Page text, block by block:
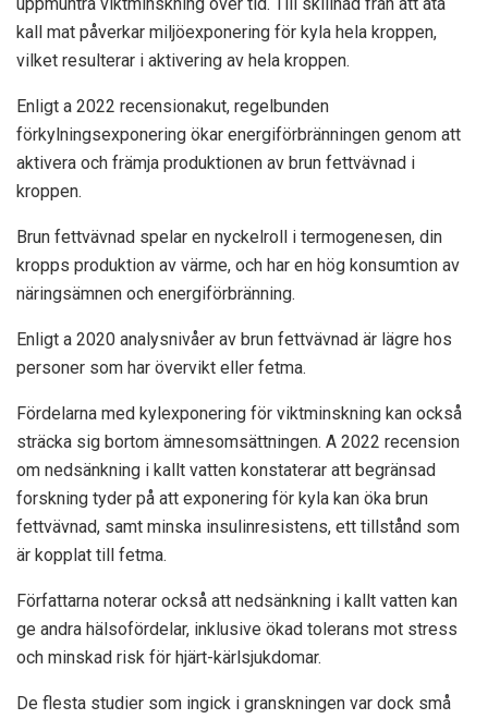
kall mat påverkar miljöexponering för kyla hela kroppen,
vilket resulterar i aktivering av hela kroppen.
Enligt a 2022 recensionakut, regelbunden
förkylningsexponering ökar energiförbränningen genom att
aktivera och främja produktionen av brun fettvävnad i
kroppen.
Brun fettvävnad spelar en nyckelroll i termogenesen, din
kropps produktion av värme, och har en hög konsumtion av
näringsämnen och energiförbränning.
Enligt a 2020 analysnivåer av brun fettvävnad är lägre hos
personer som har övervikt eller fetma.
Fördelarna med kylexponering för viktminskning kan också
sträcka sig bortom ämnesomsättningen. A 2022 recension
om nedsänkning i kallt vatten konstaterar att begränsad
forskning tyder på att exponering för kyla kan öka brun
fettvävnad, samt minska insulinresistens, ett tillstånd som
är kopplat till fetma.
Författarna noterar också att nedsänkning i kallt vatten kan
ge andra hälsofördelar, inklusive ökad tolerans mot stress
och minskad risk för hjärt-kärlsjukdomar.
De flesta studier som ingick i granskningen var dock små